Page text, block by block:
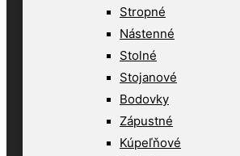
Stropné
Nástenné
Stolné
Stojanové
Bodovky
Zápustné
Kúpeľňové